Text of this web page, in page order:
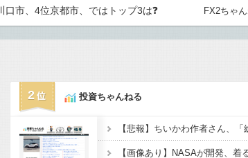
市、4位京都市、ではトップ3は❓ FX2ちゃ
2 投資ちゃんねる